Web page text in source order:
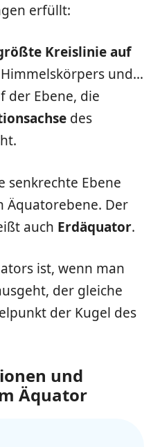
erfüllt:
Kreislinie auf
und…
der Ebene, die
des
senkrechte Ebene
Äquatorebene. Der
auch Erdäquator.
ist, wenn man
der gleiche
der Kugel des
und
Äquator